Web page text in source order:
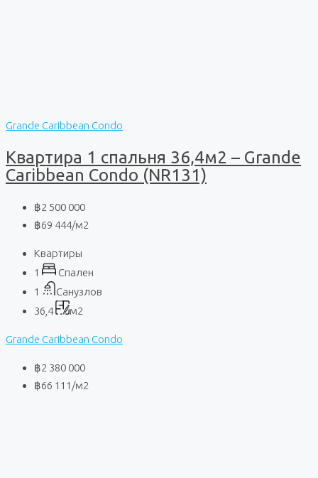
Grande Caribbean Condo
Квартира 1 спальня 36,4м2 – Grande
Caribbean Condo (NR131)
฿2 500 000
฿69 444/м2
Квартиры
1
Спален
1
Санузлов
36,4
м2
Grande Caribbean Condo
฿2 380 000
฿66 111 /м2